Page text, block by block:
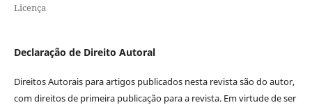
Licença
Declaração de Direito Autoral
Direitos Autorais para artigos publicados nesta revista são do autor,
com direitos de primeira publicação para a revista. Em virtude de ser